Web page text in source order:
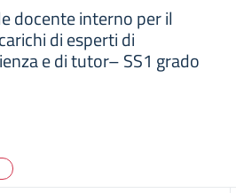
docente interno per il
di esperti di
e di tutor– SS1 grado